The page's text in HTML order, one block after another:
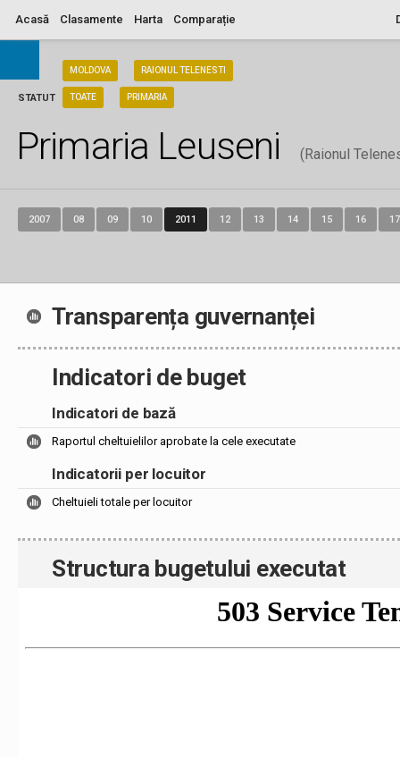
Acasă Clasamente Harta Comparație
STATUT
MOLDOVA RAIONUL TELENESTI
TOATE PRIMARIA
Primaria Leuseni (Raionul
2007 08 09 10 2011 12 13 14 15 16 17
Transparența guvernanței
Indicatori de buget
Indicatori de bază
Raportul cheltuielilor aprobate la cele executate
Indicatorii per locuitor
Cheltuieli totale per locuitor
Structura bugetului executat